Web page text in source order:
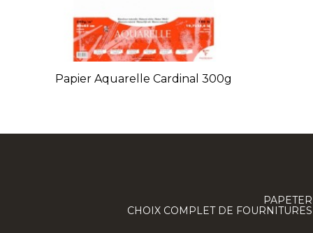
Papier Aquarelle Cardinal 300g
CHOIX COMPLET DE